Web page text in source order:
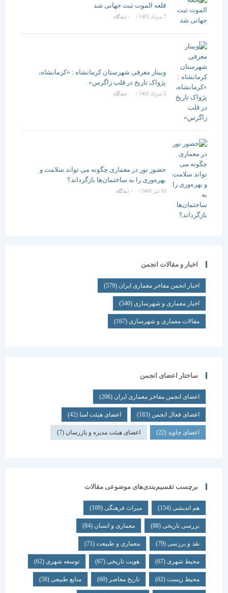
قلعه الموت ثبت جهانی شد
/ ۰ دیدگاه
وبینار معرفی شهرستان کرمانشاه : «کرمانشاه،
پژواک تاریخ در قلب زاگرس»
5 مرداد 1405 / ۰ دیدگاه
حضور نور در معماری چگونه می تواند سلامت و
بهره‌وری را به ساختمان‌ها بازگرداند؟
/ ۰ دیدگاه
اخبار و مقالات انجمن
اخبار انجمن مفاخر معماری ایران (579)
اخبار معماری و شهرسازی(540)
مقالات معماری و شهرسازی(167)
ساختار اعضای انجمن
اعضای انجمن مفاخر معماری ایران (206)
اعضای فعال انجمن(183) اعضای هیئت امنا(42)
اعضای جاوید(22) اعضای هیئت مدیره و بازرسان(7)
برچسب تقسیم‌بندی‌های موضوعی مقالات
هم اندیشی (154) میراث فرهنگی (109)
بررسی تاریخی (88) معماری و انسان (84)
نقد و بررسی (79) معماری و طبیعت (71)
محیط شهری(67) هویت تاریخی(67) توسعه شهری(62)
محیط زیست(62) تاریخ معاصر(60) منابع طبیعی(58)